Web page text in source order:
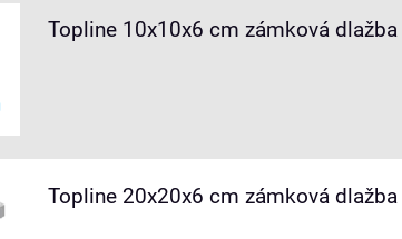
Topline 10x10x6 cm zámková dlažba
Topline 20x20x6 cm zámková dlažba